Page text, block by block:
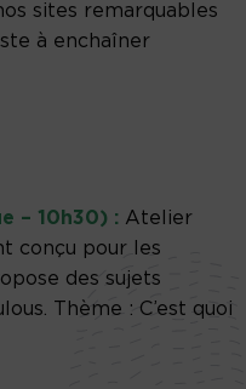
sites remarquables
à enchaîner
– 10h30) : Atelier
conçu pour les
des sujets
Thème : C’est quoi